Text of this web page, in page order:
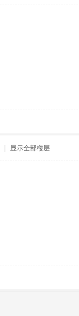
显示全部楼层